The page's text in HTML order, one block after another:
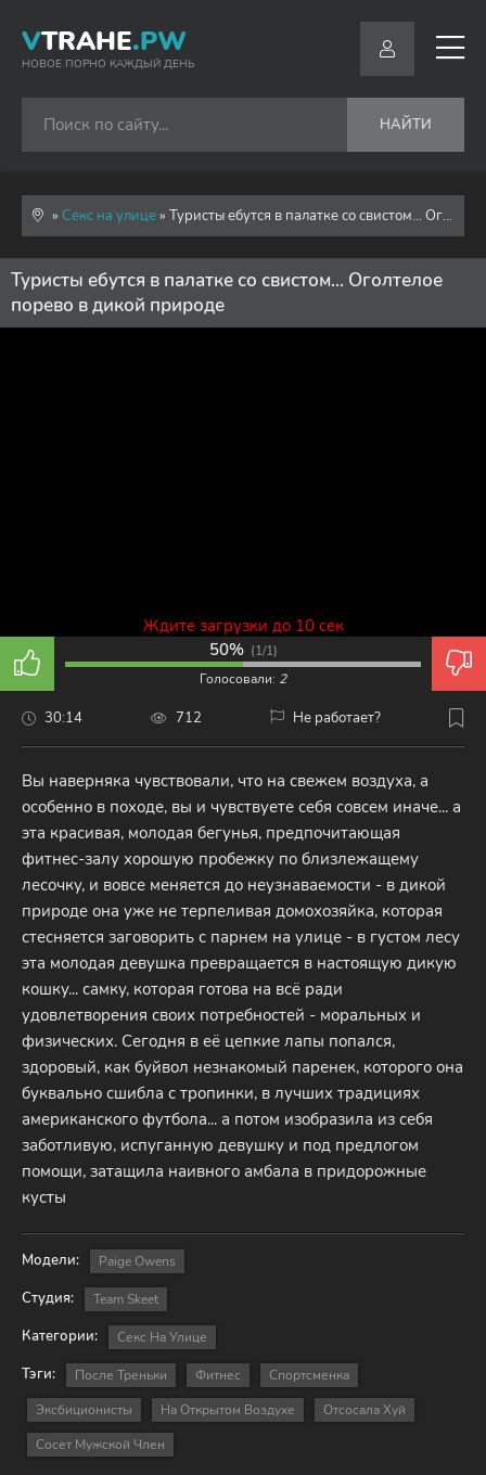
VTRAHE.PW
НОВОЕ ПОРНО КАЖДЫЙ ДЕНЬ
НАЙТИ
» Секс на улице» Туристы ебутся в палатке со свистом... Оголтелое порево в дикой природе
Туристы ебутся в палатке со свистом... Оголтелое
порево в дикой природе
Вы наверняка чувствовали, что на свежем воздуха, а
особенно в походе, вы и чувствуете себя совсем иначе... а
эта красивая, молодая бегунья, предпочитающая
фитнес-залу хорошую пробежку по близлежащему
лесочку, и вовсе меняется до неузнаваемости - в дикой
природе она уже не терпеливая домохозяйка, которая
стесняется заговорить с парнем на улице - в густом лесу
эта молодая девушка превращается в настоящую дикую
кошку... самку, которая готова на всё ради
удовлетворения своих потребностей - моральных и
физических. Сегодня в её цепкие лапы попался,
здоровый, как буйвол незнакомый паренек, которого она
буквально сшибла с тропинки, в лучших традициях
американского футбола... а потом изобразила из себя
заботливую, испуганную девушку и под предлогом
помощи, затащила наивного амбала в придорожные
кусты
Ждите загрузки до 10 сек
Голосовали: 2
50% (1/1)
30:14 712 Не работает?
Модели: Paige Owens
Студия: Team Skeet
Категории: Секс На Улице
Тэги: После Треньки Фитнес
Спортсменка
Эксбиционисты
На Открытом Воздухе
Отсосала Хуй
Сосет Мужской Член